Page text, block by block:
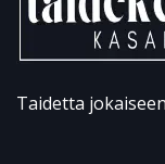
Taidetta